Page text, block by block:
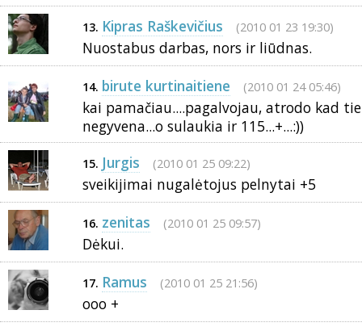
13. Kipras Raškevičius (2010 01 23 19:30)
Nuostabus darbas, nors ir liūdnas.
14. birute kurtinaitiene (2010 01 24 05:46)
kai pamačiau....pagalvojau, atrodo kad
negyvena...o sulaukia ir 115...+...:))
15. Jurgis (2010 01 25 09:22)
sveikijimai nugalėtojus pelnytai +5
16. zenitas (2010 01 25 09:57)
Dėkui.
17. Ramus (2010 01 25 21:56)
ooo +